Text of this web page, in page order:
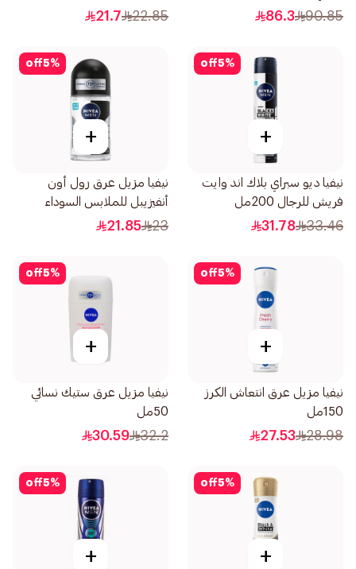
90.85
86.3
الحساسة للنساء 50مل
22.85
21.7
5%
off
+
نيفيا ديو سبراي بلاك اند وايت
فريش للرجال 200مل
33.46
31.78
5%
off
+
نيفيا مزيل عرق رول أون
أنفيزيبل للملابس السوداء
والبيضاء فريش للرجال 50مل
23
21.85
5%
off
+
نيفيا مزيل عرق انتعاش الكرز
150مل
28.98
27.53
5%
off
+
نيفيا مزيل عرق ستيك نسائي
50مل
32.2
30.59
5%
off
+
5%
off
+